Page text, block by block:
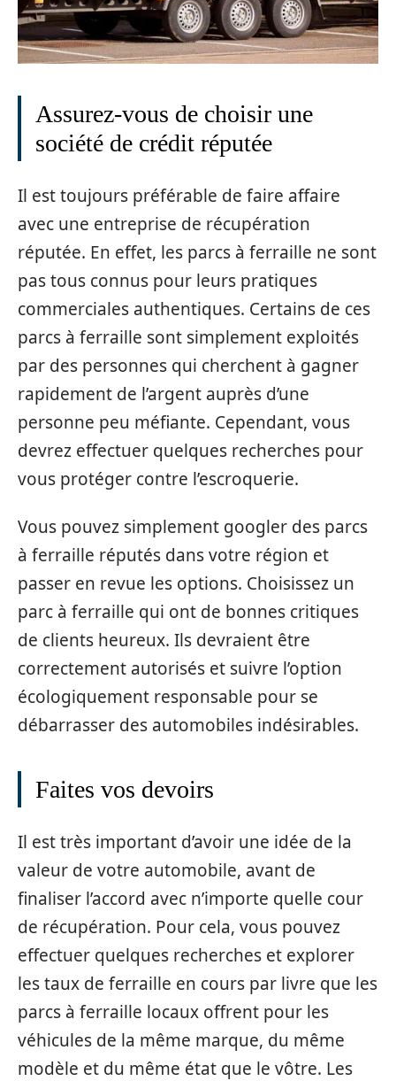
Assurez-vous de choisir une
société de crédit réputée
Il est toujours préférable de faire affaire
avec une entreprise de récupération
réputée. En effet, les parcs à ferraille ne sont
pas tous connus pour leurs pratiques
commerciales authentiques. Certains de ces
parcs à ferraille sont simplement exploités
par des personnes qui cherchent à gagner
rapidement de l’argent auprès d’une
personne peu méfiante. Cependant, vous
devrez effectuer quelques recherches pour
vous protéger contre l’escroquerie.
Vous pouvez simplement googler des parcs
à ferraille réputés dans votre région et
passer en revue les options. Choisissez un
parc à ferraille qui ont de bonnes critiques
de clients heureux. Ils devraient être
correctement autorisés et suivre l’option
écologiquement responsable pour se
débarrasser des automobiles indésirables.
Faites vos devoirs
Il est très important d’avoir une idée de la
valeur de votre automobile, avant de
finaliser l’accord avec n’importe quelle cour
de récupération. Pour cela, vous pouvez
effectuer quelques recherches et explorer
les taux de ferraille en cours par livre que les
parcs à ferraille locaux offrent pour les
véhicules de la même marque, du même
modèle et du même état que le vôtre. Les